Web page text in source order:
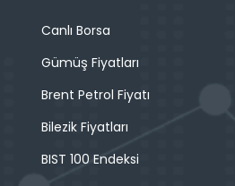
Canlı Borsa
Gümüş Fiyatları
Brent Petrol Fiyatı
Bilezik Fiyatları
BIST 100 Endeksi